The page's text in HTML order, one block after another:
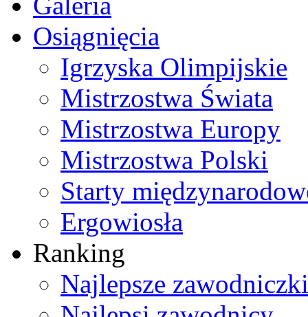
Osiągnięcia
Igrzyska Olimpijskie
Mistrzostwa Świata
Mistrzostwa Europy
Mistrzostwa Polski
Starty
Ergowiosła
Ranking
Najlepsze zawodniczki